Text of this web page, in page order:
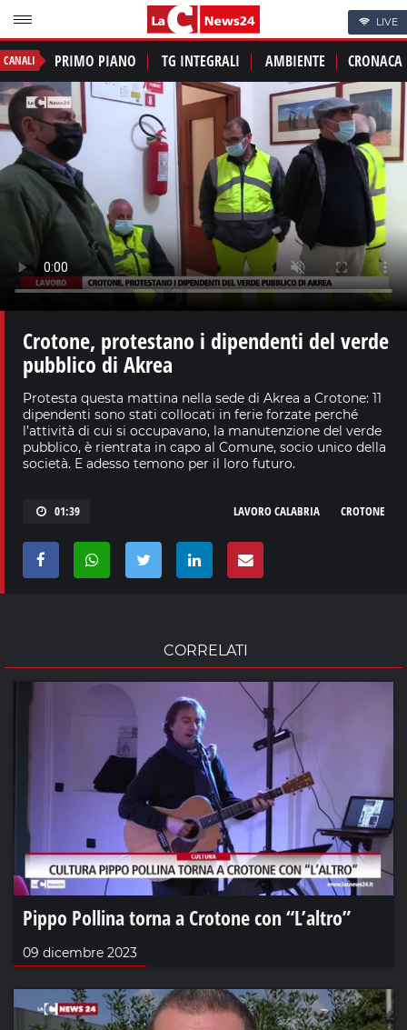
LIVE
CANALI PRIMO PIANO TG INTEGRALI AMBIENTE CRONACA
Crotone, protestano i dipendenti del verde
pubblico di Akrea
Protesta questa mattina nella sede di Akrea a Crotone: 11
dipendenti sono stati collocati in ferie forzate perché
l’attività di cui si occupavano, la manutenzione del verde
pubblico, è rientrata in capo al Comune, socio unico della
società. E adesso temono per il loro futuro.
01:39 CROTONE
LAVORO CALABRIA
CORRELATI
Pippo Pollina torna a Crotone con “L’altro”
09 dicembre 2023